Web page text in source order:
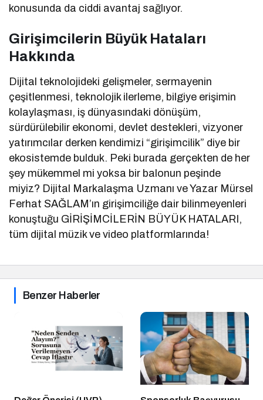
konusunda da ciddi avantaj sağlıyor.
Girişimcilerin Büyük Hataları
Hakkında
Dijital teknolojideki gelişmeler, sermayenin
çeşitlenmesi, teknolojik ilerleme, bilgiye erişimin
kolaylaşması, iş dünyasındaki dönüşüm,
sürdürülebilir ekonomi, devlet destekleri, vizyoner
yatırımcılar derken kendimizi “girişimcilik” diye bir
ekosistemde bulduk. Peki burada gerçekten de her
şey mükemmel mi yoksa bir balonun peşinde
miyiz? Dijital Markalaşma Uzmanı ve Yazar Mürsel
Ferhat SAĞLAM’ın girişimciliğe dair bilinmeyenleri
konuştuğu GİRİŞİMCİLERİN BÜYÜK HATALARI,
tüm dijital müzik ve video platformlarında!
Benzer Haberler